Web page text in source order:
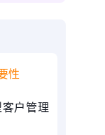
性
户管理